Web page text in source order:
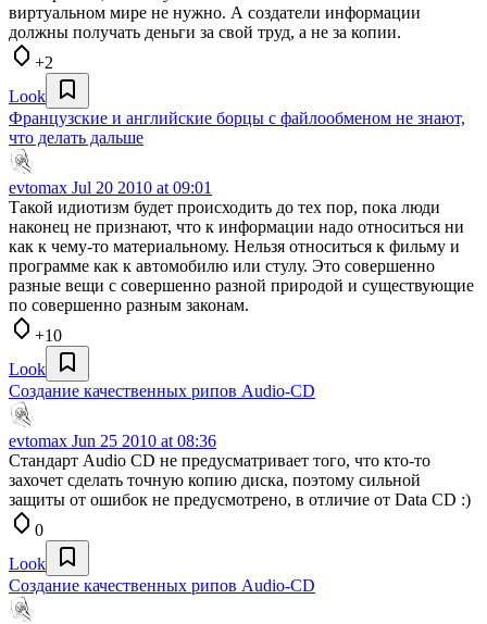
виртуальном мире не нужно. А создатели информации
должны получать деньги за свой труд, а не за копии.
+2
Look
Французские и английские борцы с файлообменом не знают,
что делать дальше
evtomax Jul 20 2010 at 09:01
Такой идиотизм будет происходить до тех пор, пока люди
наконец не признают, что к информации надо относиться ни
как к чему-то материальному. Нельзя относиться к фильму и
программе как к автомобилю или стулу. Это совершенно
разные вещи с совершенно разной природой и существующие
по совершенно разным законам.
+10
Look
Создание качественных рипов Audio-CD
evtomax Jun 25 2010 at 08:36
Стандарт Audio CD не предусматривает того, что кто-то
захочет сделать точную копию диска, поэтому сильной
защиты от ошибок не предусмотрено, в отличие от Data CD :)
0
Look
Создание качественных рипов Audio-CD